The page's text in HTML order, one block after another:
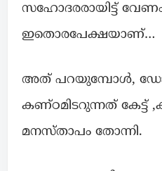
സഹോദരരായിട്ട്
ഇതൊരപേക്ഷയാണ്…
അത് പറയുമ്പോൾ,
കണ്ഠമിടറുന്നത് കേട്ട്
മനസ്താപം തോന്നി.